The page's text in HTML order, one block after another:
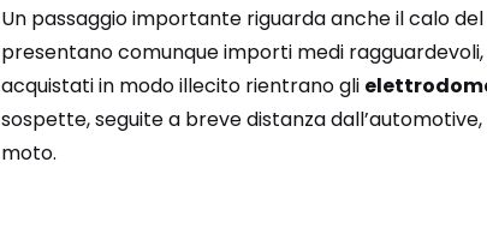
Un passaggio importante riguarda anche il calo
presentano comunque importi medi
acquistati in modo illecito rientrano gli
sospette, seguite a breve distanza
moto.